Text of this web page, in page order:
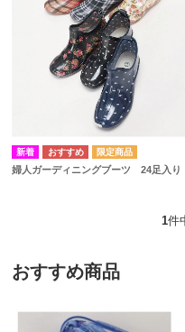
婦人ガーディニングブーツ 24足入り
1件
おすすめ商品